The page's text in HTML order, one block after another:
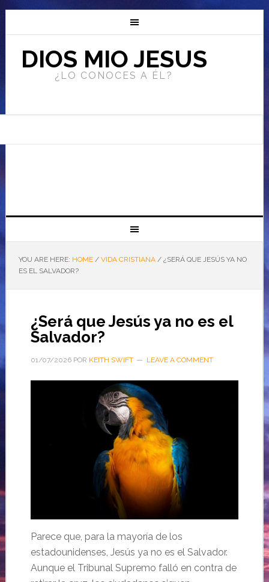
DIOS MIO JESUS
¿LO CONOCES A ÉL?
YOU ARE HERE: HOME / VIDA CRISTIANA /¿SERÁ QUE JESÚS YA NO
ES EL SALVADOR?
¿Será que Jesús ya no es el
Salvador?
01/07/2026POR KEITH SWIFT LEAVE A COMMENT
Parece que, para la mayoría de los
estadounidenses, Jesús ya no es el Salvador.
Aunque el Tribunal Supremo falló en contra de